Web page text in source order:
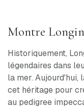
Montre
Historiquement,
légendaires dans
la mer. Aujourd'hui,
cet héritage pour
au pedigree